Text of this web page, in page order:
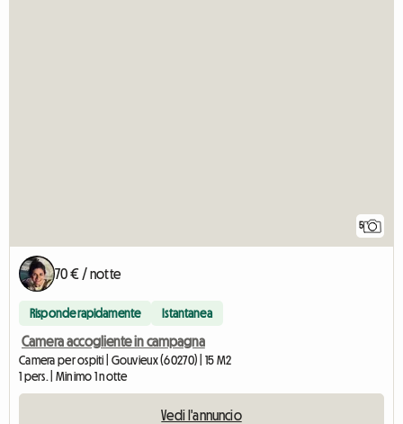
5
70 € / notte
Risponde rapidamente Istantanea
Camera accogliente in campagna
Camera per ospiti | Gouvieux (60270) | 15 M2
1 pers. | Minimo 1 notte
Vedi l'annuncio